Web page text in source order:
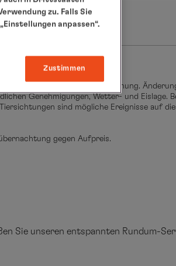
Uhr
Kurs (siehe Karte).
Reisepreis enthalten und in Planung.
Genehmigungen, Wetter- und Eislage.
sind mögliche Ereignisse auf
gegen Aufpreis.
Sie unseren entspannten Rundum-
zu. Falls Sie
anpassen“.
Zustimmen